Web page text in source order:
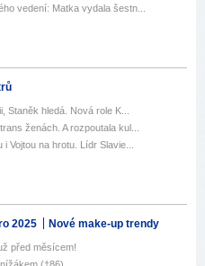
vedení: Matka vydala šestn...
Staněk hledá. Nová role K...
ženách. A rozpoutala kul...
Vojtou na hrotu. Lídr Slavie...
2025 Nové make-up trendy
před měsícem!